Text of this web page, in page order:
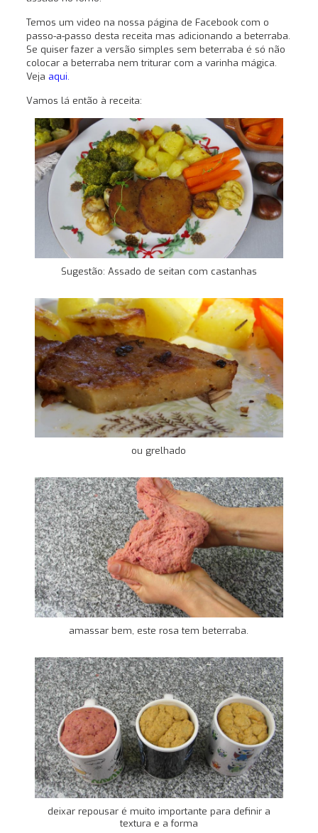
Temos um video na nossa página de Facebook com o
passo-a-passo desta receita mas adicionando a beterraba.
Se quiser fazer a versão simples sem beterraba é só não
colocar a beterraba nem triturar com a varinha mágica.
Veja aqui.
Vamos lá então à receita:
Sugestão: Assado de seitan com castanhas
ou grelhado
amassar bem, este rosa tem beterraba.
deixar repousar é muito importante para definir a
textura e a forma